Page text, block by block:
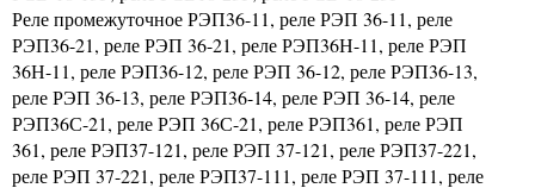
Реле промежуточное РЭП36-11, реле РЭП 36-11, реле
РЭП36-21, реле РЭП 36-21, реле РЭП36Н-11, реле РЭП
36Н-11, реле РЭП36-12, реле РЭП 36-12, реле РЭП36-13,
реле РЭП 36-13, реле РЭП36-14, реле РЭП 36-14, реле
РЭП36С-21, реле РЭП 36С-21, реле РЭП361, реле РЭП
361, реле РЭП37-121, реле РЭП 37-121, реле РЭП37-221,
реле РЭП 37-221, реле РЭП37-111, реле РЭП 37-111, реле